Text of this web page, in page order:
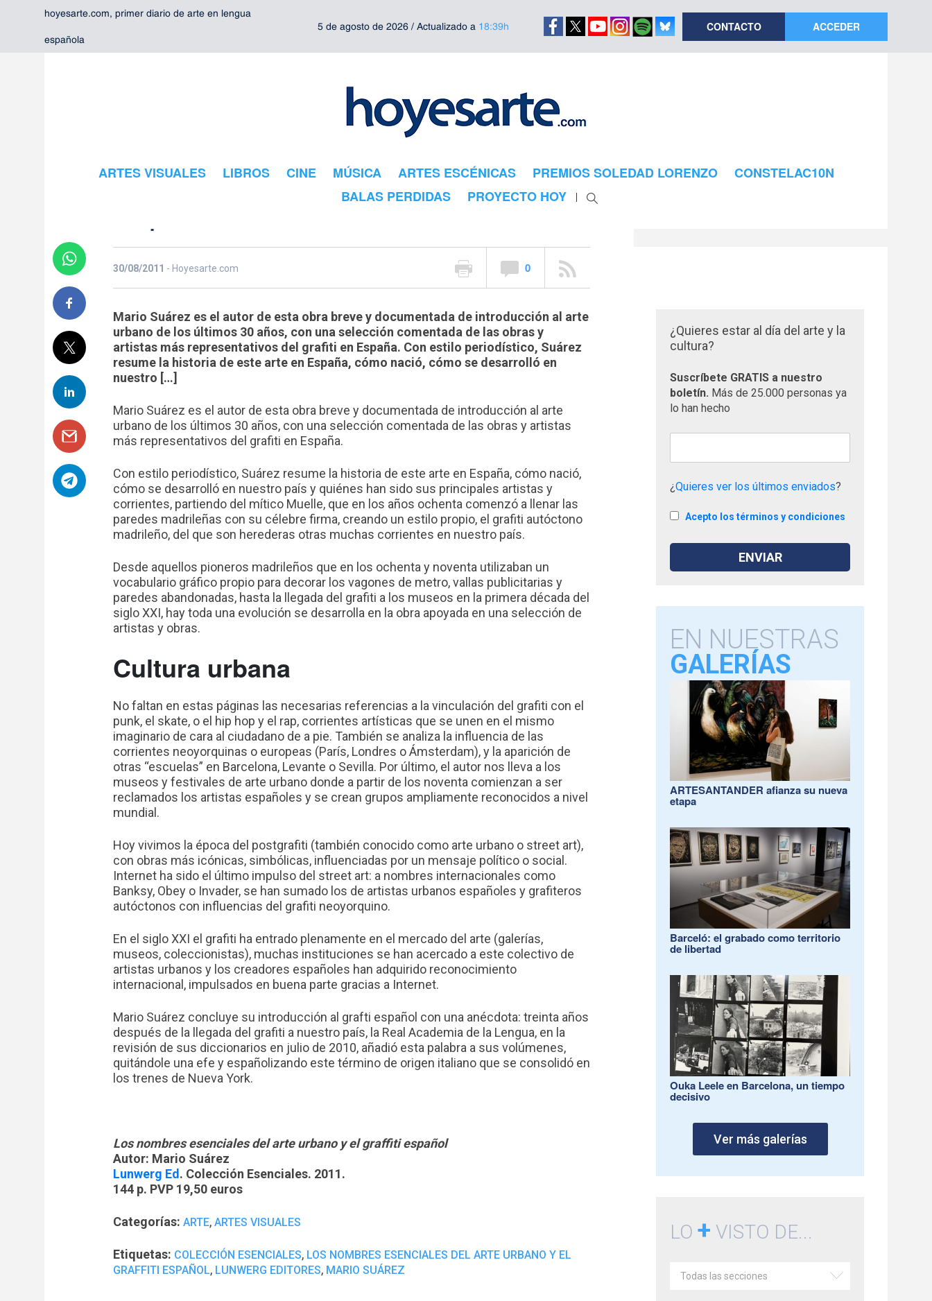
hoyesarte.com, primer diario de arte en lengua
española
5 de agosto de 2026 / Actualizado a 18:39h CONTACTO ACCEDER
ARTES VISUALES LIBROS CINE MÚSICA ARTES ESCÉNICAS PREMIOS SOLEDAD LORENZO
CONSTELAC10N
BALAS PERDIDAS
PROYECTO HOY
Los nombres esenciales
del arte urbano y el grafiti
30/08/2011 - Hoyesarte.com 0
Mario Suárez es el autor de esta obra breve y documentada de introducción al arte
urbano de los últimos 30 años, con una selección comentada de las obras y
artistas más representativos del grafiti en España. Con estilo periodístico, Suárez
resume la historia de este arte en España, cómo nació, cómo se desarrolló en
nuestro […]
Mario Suárez es el autor de esta obra breve y documentada de introducción al arte
urbano de los últimos 30 años, con una selección comentada de las obras y artistas
más representativos del grafiti en España.
Con estilo periodístico, Suárez resume la historia de este arte en España, cómo nació,
cómo se desarrolló en nuestro país y quiénes han sido sus principales artistas y
corrientes, partiendo del mítico Muelle, que en los años ochenta comenzó a llenar las
paredes madrileñas con su célebre firma, creando un estilo propio, el grafiti autóctono
madrileño, del que son herederas otras muchas corrientes en nuestro país.
Desde aquellos pioneros madrileños que en los ochenta y noventa utilizaban un
vocabulario gráfico propio para decorar los vagones de metro, vallas publicitarias y
paredes abandonadas, hasta la llegada del grafiti a los museos en la primera década del
siglo XXI, hay toda una evolución se desarrolla en la obra apoyada en una selección de
artistas y obras.
Cultura urbana
No faltan en estas páginas las necesarias referencias a la vinculación del grafiti con el
punk, el skate, o el hip hop y el rap, corrientes artísticas que se unen en el mismo
imaginario de cara al ciudadano de a pie. También se analiza la influencia de las
corrientes neoyorquinas o europeas (París, Londres o Ámsterdam), y la aparición de
otras “escuelas” en Barcelona, Levante o Sevilla. Por último, el autor nos lleva a los
museos y festivales de arte urbano donde a partir de los noventa comienzan a ser
reclamados los artistas españoles y se crean grupos ampliamente reconocidos a nivel
mundial.
Hoy vivimos la época del postgrafiti (también conocido como arte urbano o street art),
con obras más icónicas, simbólicas, influenciadas por un mensaje político o social.
Internet ha sido el último impulso del street art: a nombres internacionales como
Banksy, Obey o Invader, se han sumado los de artistas urbanos españoles y grafiteros
autóctonos con influencias del grafiti neoyorquino.
En el siglo XXI el grafiti ha entrado plenamente en el mercado del arte (galerías,
museos, coleccionistas), muchas instituciones se han acercado a este colectivo de
artistas urbanos y los creadores españoles han adquirido reconocimiento
internacional, impulsados en buena parte gracias a Internet.
Mario Suárez concluye su introducción al grafti español con una anécdota: treinta años
después de la llegada del grafiti a nuestro país, la Real Academia de la Lengua, en la
revisión de sus diccionarios en julio de 2010, añadió esta palabra a sus volúmenes,
quitándole una efe y españolizando este término de origen italiano que se consolidó en
los trenes de Nueva York.
Los nombres esenciales del arte urbano y el graffiti español
Autor: Mario Suárez
Lunwerg Ed. Colección Esenciales. 2011.
144 p. PVP 19,50 euros
Categorías: ARTE, ARTES VISUALES
Etiquetas: COLECCIÓN ESENCIALES, LOS NOMBRES ESENCIALES DEL ARTE URBANO Y EL
GRAFFITI ESPAÑOL, LUNWERG EDITORES, MARIO SUÁREZ
¿Quieres estar al día del arte y la
cultura?
Suscríbete GRATIS a nuestro
boletín. Más de 25.000 personas ya
lo han hecho
¿Quieres ver los últimos enviados?
Acepto los términos y condiciones
EN NUESTRAS
GALERÍAS
ARTESANTANDER afianza su nueva
etapa
Barceló: el grabado como territorio
de libertad
Ouka Leele en Barcelona, un tiempo
decisivo
Ver más galerías
LO+ VISTO DE...
Todas las secciones